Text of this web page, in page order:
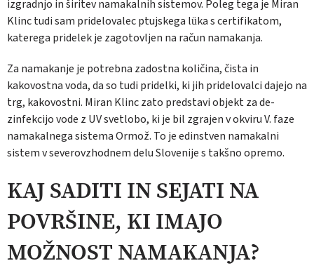
izgradnjo in ši­ritev namakalnih sistemov. Poleg tega je Mi­ran
Klinc tudi sam pridelovalec ptujskega lü­ka s certifikatom,
katerega pridelek je zagoto­vljen na račun namakanja.
Za namakanje je potrebna zadostna količi­na, čista in
kakovostna voda, da so tudi pri­delki, ki jih pridelovalci dajejo na
trg, kakovo­stni. Miran Klinc zato predstavi objekt za de­
zinfekcijo vode z UV svetlobo, ki je bil zgra­jen v okviru V. faze
namakalnega sistema Or­mož. To je edinstven namakalni
sistem v seve­rovzhodnem delu Slovenije s takšno opremo.
KAJ SADITI IN SEJATI NA
POVRŠINE, KI IMAJO
MOŽNOST NAMAKANJA?